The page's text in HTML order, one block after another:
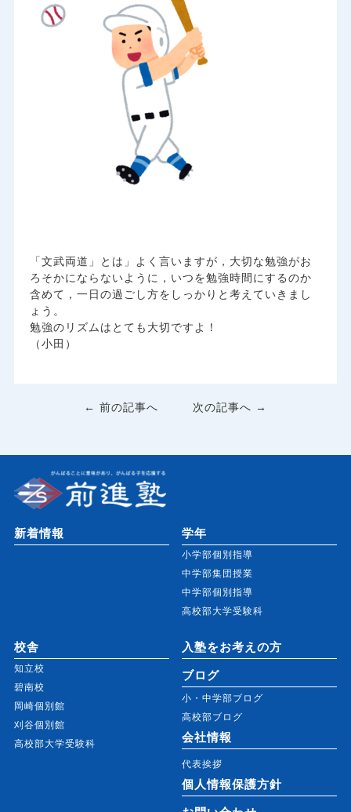
「文武両道」とは」よく言いますが，大切な勉強がお
ろそかにならないように，いつを勉強時間にするのか
含めて，一日の過ごし方をしっかりと考えていきまし
ょう。
勉強のリズムはとても大切ですよ！
（小田）
← 前の記事へ 次の記事へ →
新着情報 学年
小学部個別指導
中学部集団授業
中学部個別指導
高校部大学受験科
校舎
知立校
碧南校
岡崎個別館
刈谷個別館
高校部大学受験科
入塾をお考えの方
ブログ
小・中学部ブログ
高校部ブログ
会社情報
代表挨拶
個人情報保護方針